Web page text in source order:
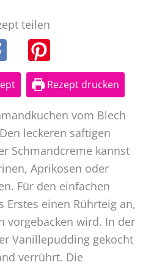
teilen
Rezept drucken
vom Blech
leckeren saftigen
Schmandcreme kannst
Aprikosen oder
Für den einfachen
Erstes einen Rührteig an,
vorgebacken wird. In der
Vanillepudding gekocht
verrührt. Die